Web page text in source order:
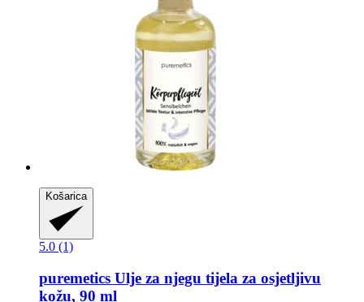
Košarica
5.0 (1)
puremetics Ulje za njegu tijela za osjetljivu
kožu, 90 ml